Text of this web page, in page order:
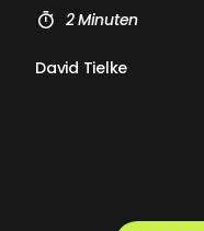
2 Minuten
David Tielke